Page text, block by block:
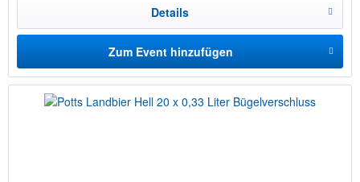
Details
Zum Event hinzufügen